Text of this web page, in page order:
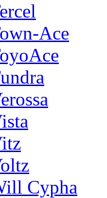
Ace
Cypha